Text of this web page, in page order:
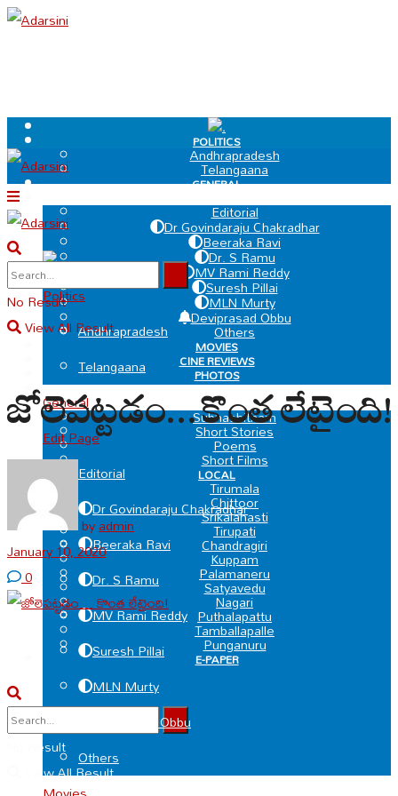
.
POLITICS
Andhrapradesh
Telangaana
GENERAL
Editorial
Dr Govindaraju Chakradhar
Beeraka Ravi
Dr. S Ramu
MV Rami Reddy
Suresh Pillai
MLN Murty
Deviprasad Obbu
Others
MOVIES
CINE REVIEWS
PHOTOS
VIDEOS
SPECIAL
Subhashitham
Short Stories
Poems
Short Films
LOCAL
Tirumala
Chittoor
Srikalahasti
Tirupati
Chandragiri
Kuppam
Palamaneru
Satyavedu
Nagari
Puthalapattu
Tamballapalle
Punganuru
E-PAPER
No Result
View All Result
.
Politics
Andhrapradesh
Telangaana
General
Edit Page
Editorial
Dr Govindaraju Chakradhar
Beeraka Ravi
Dr. S Ramu
MV Rami Reddy
Suresh Pillai
MLN Murty
Deviprasad Obbu
Others
No Result
View All Result
జోలెపట్టడం… కొంత లేటైంది!
byadmin
January 10, 2020
0